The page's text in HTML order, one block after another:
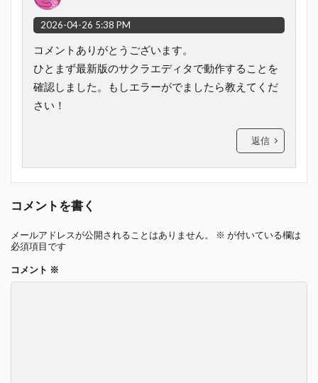
2026-04-26 5:38 PM
コメントありがとうございます。
ひとまず最新版のサクラエディタで動作することを
確認しました。もしエラーがでましたら教えてくだ
さい！
返信
コメントを書く
メールアドレスが公開されることはありません。 ※ が付いている欄は
必須項目です
コメント ※